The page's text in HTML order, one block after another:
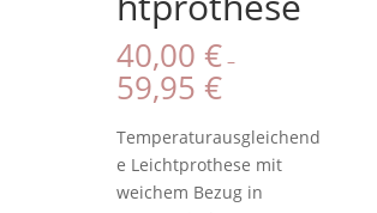
40,00€ –
59,95€
Temperaturausgleichend
e Leichtprothese mit
weichem Bezug in